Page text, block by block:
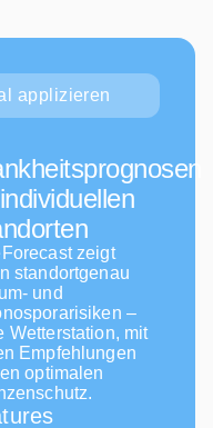
applizieren
zeigt
standortgenau
und
–
Wetterstation, mit
Empfehlungen
optimalen